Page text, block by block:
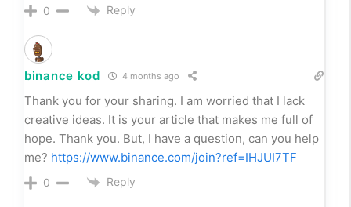
0 Reply
binance kod 4 months ago